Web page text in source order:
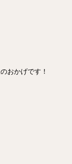
おかげです！